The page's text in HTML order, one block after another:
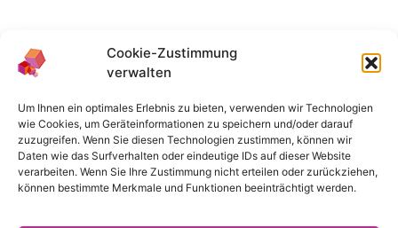
Cookie-Zustimmung
verwalten
Um Ihnen ein optimales Erlebnis zu bieten, verwenden wir Technologien
wie Cookies, um Geräteinformationen zu speichern und/oder darauf
zuzugreifen. Wenn Sie diesen Technologien zustimmen, können wir
Daten wie das Surfverhalten oder eindeutige IDs auf dieser Website
verarbeiten. Wenn Sie Ihre Zustimmung nicht erteilen oder zurückziehen,
können bestimmte Merkmale und Funktionen beeinträchtigt werden.
Das Angebot des Medienbüros richtet sich ausschließlich an
Lehrende der TH Köln.
Navigation